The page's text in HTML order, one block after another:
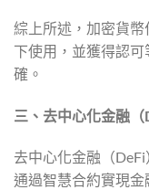
綜上所述，加密貨
下使用，並獲得認
確。
三、去中心化金融（
去中心化金融（
通過智慧合約實現